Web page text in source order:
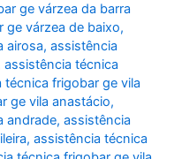
ge várzea da barra
ge várzea de baixo,
airosa,assistência
assistência técnica
técnica frigobar ge vila
ge vila anastácio,
andrade,assistência
,assistência técnica